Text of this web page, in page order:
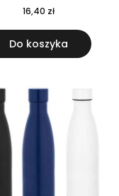
16,40 zł
Do koszyka